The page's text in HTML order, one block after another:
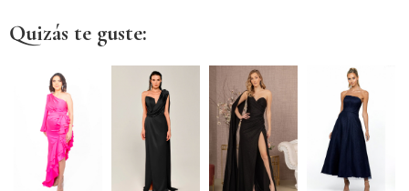
Quizás te guste: